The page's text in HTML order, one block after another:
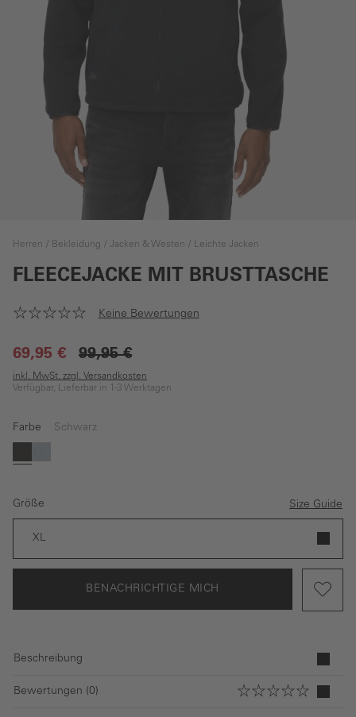
Herren Bekleidung Jacken & Westen Leichte Jacken
FLEECEJACKE MIT BRUSTTASCHE
Keine Bewertungen
69,95 € 99,95 €
inkl. MwSt. zzgl. Versandkosten
Verfügbar, Lieferbar in 1-3 Werktagen
Farbe Schwarz
Schwarz
Grau
Größe Size Guide
XL
BENACHRICHTIGE MICH
Beschreibung
Bewertungen (0)